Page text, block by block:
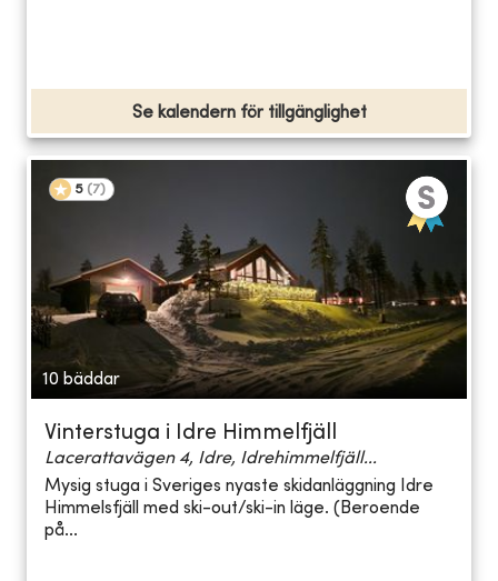
Se kalendern för tillgänglighet
5 (7)
10 bäddar
Vinterstuga i Idre Himmelfjäll
Lacerattavägen 4, Idre, Idrehimmelfjäll...
Mysig stuga i Sveriges nyaste skidanläggning Idre
Himmelsfjäll med ski-out/ski-in läge. (Beroende
på...